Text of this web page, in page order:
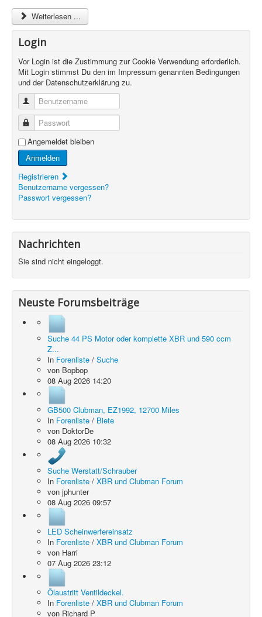
Weiterlesen ...
Login
Vor Login ist die Zustimmung zur Cookie Verwendung erforderlich.
Mit Login stimmst Du den im Impressum genannten Bedingungen
und der Datenschutzerklärung zu.
Benutzername
Passwort
Angemeldet bleiben
Anmelden
Registrieren
Benutzername vergessen?
Passwort vergessen?
Nachrichten
Sie sind nicht eingeloggt.
Neuste Forumsbeiträge
Suche 44 PS Motor oder komplette XBR und 590 ccm
Z...
In Forenliste / Suche
von Bopbop
08 Aug 2026 14:20
GB500 Clubman, EZ1992, 12700 Miles
In Forenliste / Biete
von DoktorDe
08 Aug 2026 10:32
Suche Werstatt/Schrauber
In Forenliste / XBR und Clubman Forum
von jphunter
08 Aug 2026 09:57
LED Scheinwerfereinsatz
In Forenliste / XBR und Clubman Forum
von Harri
07 Aug 2026 23:12
Ölaustritt Ventildeckel.
In Forenliste / XBR und Clubman Forum
von Richard P